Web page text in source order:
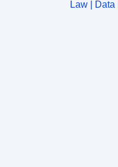
Law |